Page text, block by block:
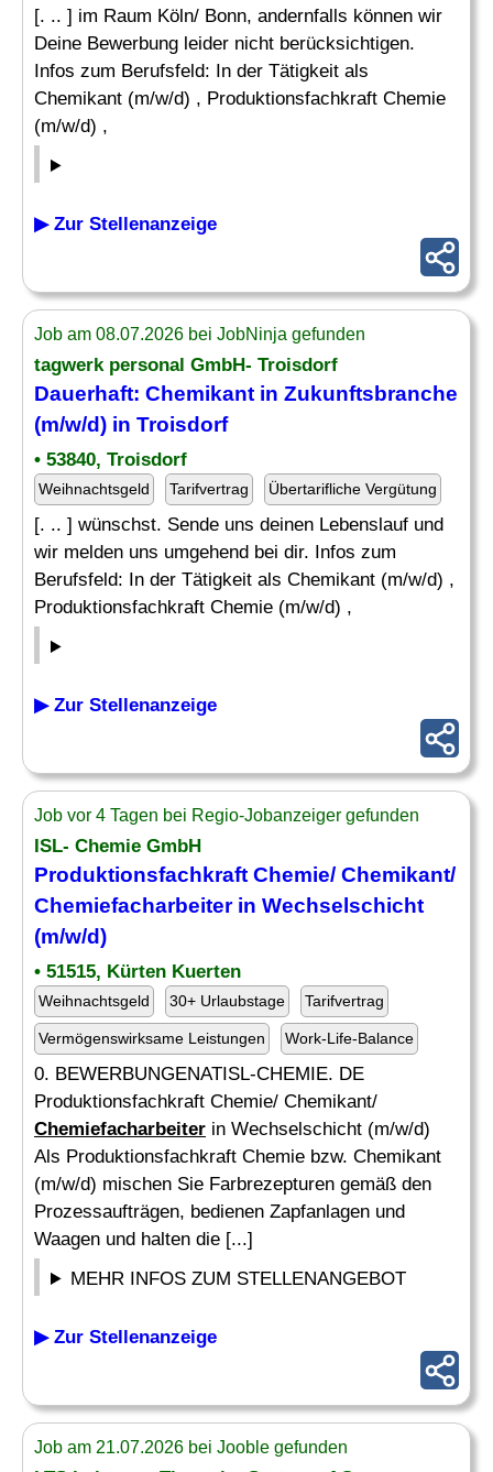
[. .. ] im Raum Köln/ Bonn, andernfalls können wir
Deine Bewerbung leider nicht berücksichtigen.
Infos zum Berufsfeld: In der Tätigkeit als
Chemikant (m/w/d) , Produktionsfachkraft Chemie
(m/w/d) ,
▶ Zur Stellenanzeige
Job am 08.07.2026 bei JobNinja gefunden
tagwerk personal GmbH- Troisdorf
Dauerhaft: Chemikant in Zukunftsbranche
(m/w/d) in Troisdorf
• 53840, Troisdorf
Weihnachtsgeld Tarifvertrag Übertarifliche Vergütung
[. .. ] wünschst. Sende uns deinen Lebenslauf und
wir melden uns umgehend bei dir. Infos zum
Berufsfeld: In der Tätigkeit als Chemikant (m/w/d) ,
Produktionsfachkraft Chemie (m/w/d) ,
▶ Zur Stellenanzeige
Job vor 4 Tagen bei Regio-Jobanzeiger gefunden
ISL- Chemie GmbH
Produktionsfachkraft Chemie/ Chemikant/
Chemiefacharbeiterin Wechselschicht
(m/w/d)
• 51515, Kürten Kuerten
Weihnachtsgeld 30+ Urlaubstage Tarifvertrag
Vermögenswirksame Leistungen Work-Life-Balance
0. BEWERBUNGENATISL-CHEMIE. DE
Produktionsfachkraft Chemie/ Chemikant/
Chemiefacharbeiter in Wechselschicht (m/w/d)
Als Produktionsfachkraft Chemie bzw. Chemikant
(m/w/d) mischen Sie Farbrezepturen gemäß den
Prozessaufträgen, bedienen Zapfanlagen und
Waagen und halten die [...]
MEHR INFOS ZUM STELLENANGEBOT
▶ Zur Stellenanzeige
Job am 21.07.2026 bei Jooble gefunden